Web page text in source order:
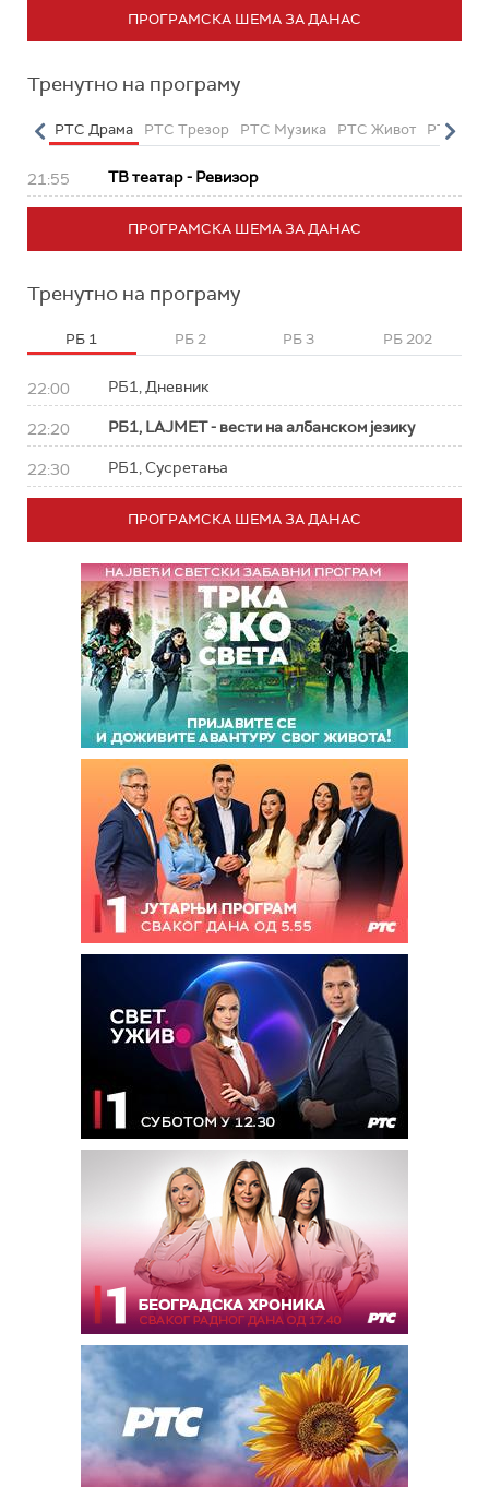
ПРОГРАМСКА ШЕМА ЗА ДАНАС
Тренутно на програму
РТС Драма РТС Трезор РТС Музика РТС Живот РТС
21:55 ТВ театар - Ревизор
ПРОГРАМСКА ШЕМА ЗА ДАНАС
Тренутно на програму
РБ 1 РБ 2 РБ 3 РБ 202
22:00 РБ1, Дневник
22:20 РБ1, LAJMET - вести на албанском језику
22:30 РБ1, Сусретања
ПРОГРАМСКА ШЕМА ЗА ДАНАС